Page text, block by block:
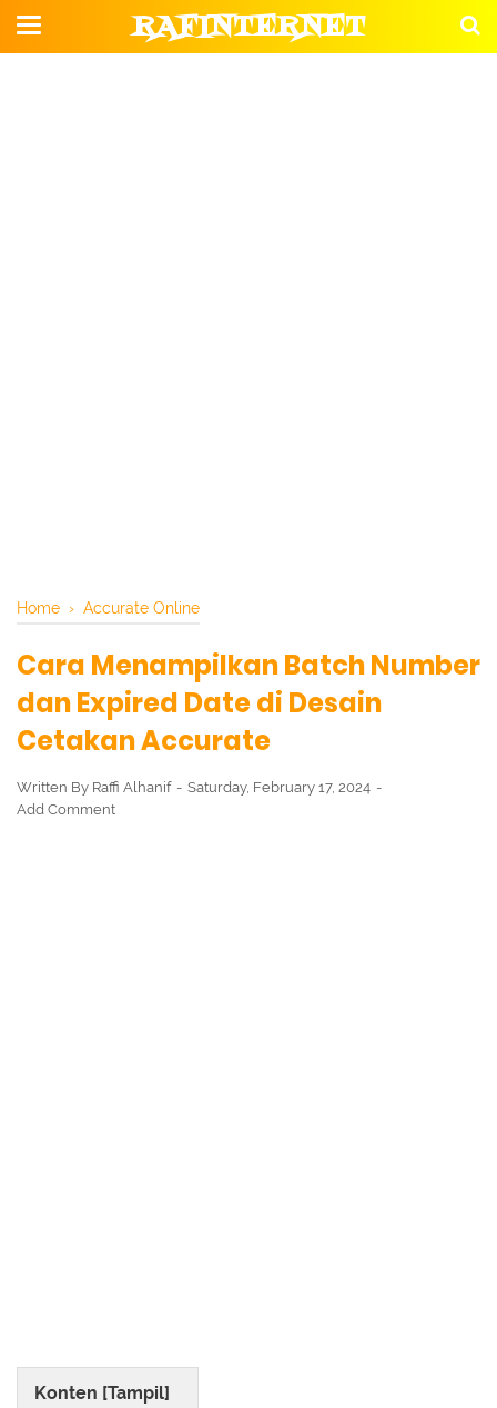
RAFINTERNET
Home › Accurate Online
Cara Menampilkan Batch Number
dan Expired Date di Desain
Cetakan Accurate
Written By Raffi Alhanif
Saturday, February 17, 2024
Add Comment
Konten [Tampil]